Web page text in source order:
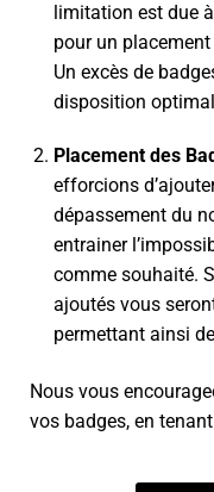
limitation est due
pour un
Un excès de
disposition
Placement des
efforcions
dépassement du
entrainer
comme souhaité.
ajoutés vous
permettant ainsi
Nous vous
vos badges, en